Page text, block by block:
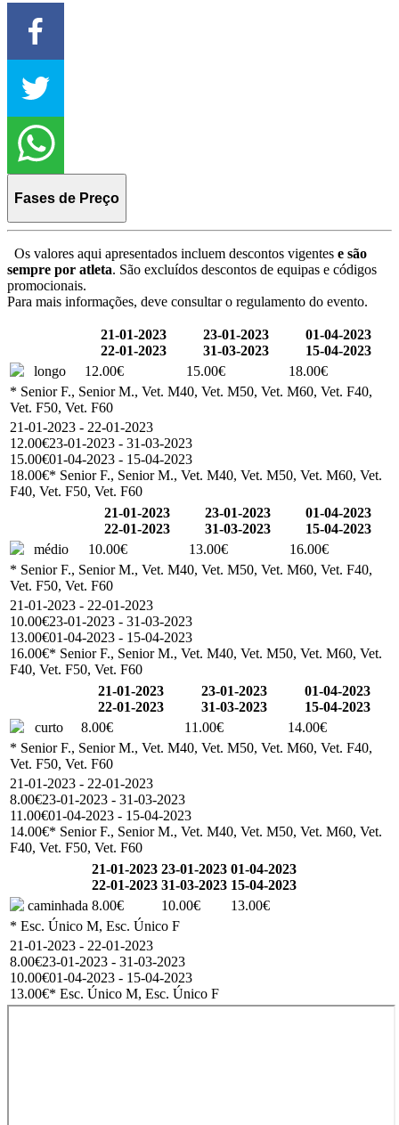
Fases de Preço
Os valores aqui apresentados incluem descontos vigentes e são
sempre por atleta. São excluídos descontos de equipas e códigos
promocionais.
Para mais informações, deve consultar o regulamento do evento.
21-01-2023
22-01-2023
23-01-2023
31-03-2023
01-04-2023
15-04-2023
longo
12.00€ 15.00€
18.00€
* Senior F., Senior M., Vet. M40, Vet. M50, Vet. M60, Vet. F40,
Vet. F50, Vet. F60
21-01-2023 - 22-01-2023
12.00€23-01-2023 - 31-03-2023
15.00€01-04-2023 - 15-04-2023
18.00€* Senior F., Senior M., Vet. M40, Vet. M50, Vet. M60, Vet.
F40, Vet. F50, Vet. F60
21-01-2023
22-01-2023
23-01-2023
31-03-2023
01-04-2023
15-04-2023
médio
10.00€ 13.00€
16.00€
* Senior F., Senior M., Vet. M40, Vet. M50, Vet. M60, Vet. F40,
Vet. F50, Vet. F60
21-01-2023 - 22-01-2023
10.00€23-01-2023 - 31-03-2023
13.00€01-04-2023 - 15-04-2023
16.00€* Senior F., Senior M., Vet. M40, Vet. M50, Vet. M60, Vet.
F40, Vet. F50, Vet. F60
21-01-2023
22-01-2023
23-01-2023
31-03-2023
01-04-2023
15-04-2023
curto
8.00€ 11.00€
14.00€
* Senior F., Senior M., Vet. M40, Vet. M50, Vet. M60, Vet. F40,
Vet. F50, Vet. F60
21-01-2023 - 22-01-2023
8.00€23-01-2023 - 31-03-2023
11.00€01-04-2023 - 15-04-2023
14.00€* Senior F., Senior M., Vet. M40, Vet. M50, Vet. M60, Vet.
F40, Vet. F50, Vet. F60
21-01-2023
22-01-2023
23-01-2023
31-03-2023
01-04-2023
15-04-2023
caminhada 8.00€ 10.00€
13.00€
* Esc. Único M, Esc. Único F
21-01-2023 - 22-01-2023
8.00€23-01-2023 - 31-03-2023
10.00€01-04-2023 - 15-04-2023
13.00€* Esc. Único M, Esc. Único F